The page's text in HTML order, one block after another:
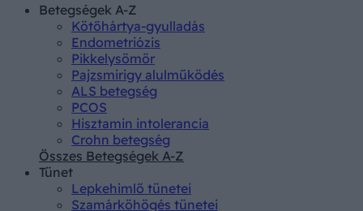
Betegségek A-Z
Kötőhártya-gyulladás
Endometriózis
Pikkelysömör
Pajzsmirigy alulműködés
ALS betegség
PCOS
Hisztamin intolerancia
Crohn betegség
Összes Betegségek A-Z
Tünet
Lepkehimlő tünetei
Szamárköhögés tünetei